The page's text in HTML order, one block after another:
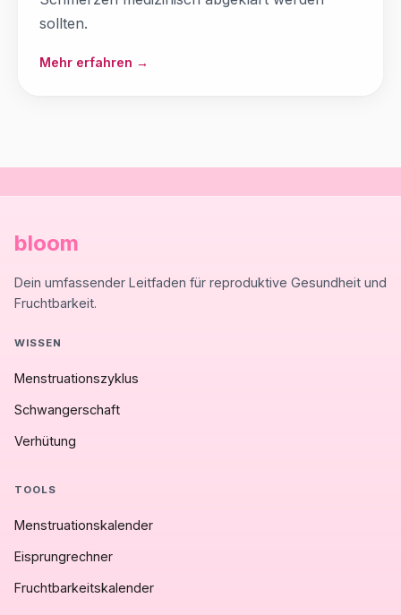
sollten.
Mehr erfahren →
bloom
Dein umfassender Leitfaden für reproduktive Gesundheit und
Fruchtbarkeit.
WISSEN
Menstruationszyklus
Schwangerschaft
Verhütung
TOOLS
Menstruationskalender
Eisprungrechner
Fruchtbarkeitskalender